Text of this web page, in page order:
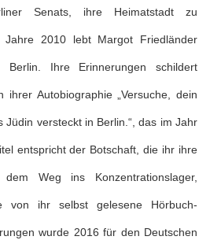
Senats, ihre Heimatstadt zu
Jahre 2010 lebt Margot Friedländer
Ihre Erinnerungen schildert
ihrer Autobiographie „Versuche, dein
Jüdin versteckt in Berlin.“, das im Jahr
entspricht der Botschaft, die ihr ihre
Weg ins Konzentrationslager,
von ihr selbst gelesene Hörbuch-
wurde 2016 für den Deutschen